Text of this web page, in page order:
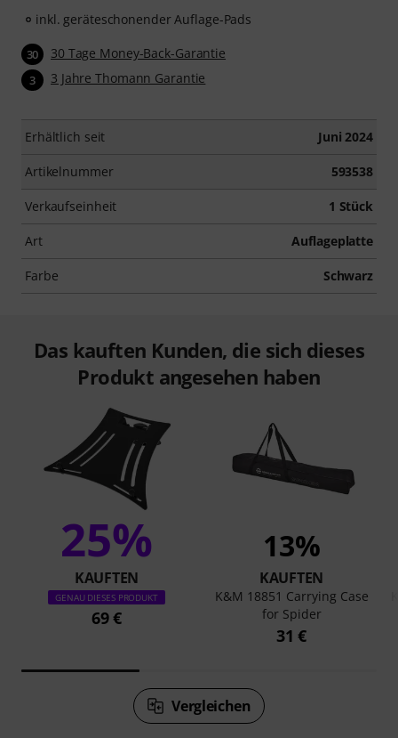
inkl. geräteschonender Auflage-Pads
30 30 Tage Money-Back-Garantie
3 3 Jahre Thomann Garantie
Erhältlich seit Juni 2024
Artikelnummer 593538
Verkaufseinheit 1 Stück
Art Auflageplatte
Farbe Schwarz
Das kauften Kunden, die sich dieses
Produkt angesehen haben
25%
KAUFTEN
GENAU DIESES PRODUKT
69 €
13%
KAUFTEN
K&M 18851 Carrying Case
for Spider
31 €
Vergleichen